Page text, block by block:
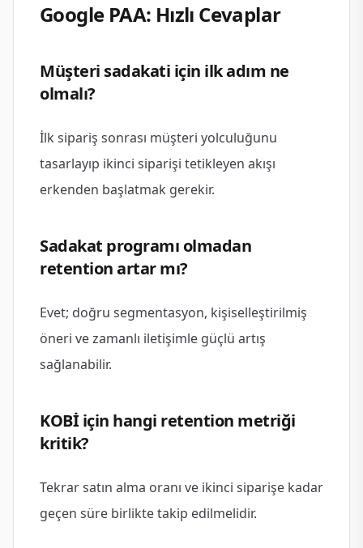
Google PAA: Hızlı Cevaplar
Müşteri sadakati için ilk adım ne
olmalı?
İlk sipariş sonrası müşteri yolculuğunu
tasarlayıp ikinci siparişi tetikleyen akışı
erkenden başlatmak gerekir.
Sadakat programı olmadan
retention artar mı?
Evet; doğru segmentasyon, kişiselleştirilmiş
öneri ve zamanlı iletişimle güçlü artış
sağlanabilir.
KOBİ için hangi retention metriği
kritik?
Tekrar satın alma oranı ve ikinci siparişe kadar
geçen süre birlikte takip edilmelidir.